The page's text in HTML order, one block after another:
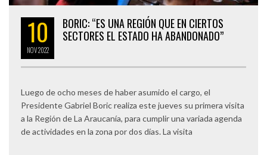
10
NOV2022
BORIC: “ES UNA REGIÓN QUE EN CIERTOS
SECTORES EL ESTADO HA ABANDONADO”
Luego de ocho meses de haber asumido el cargo, el
Presidente Gabriel Boric realiza este jueves su primera visita
a la Región de La Araucanía, para cumplir una variada agenda
de actividades en la zona por dos días. La visita